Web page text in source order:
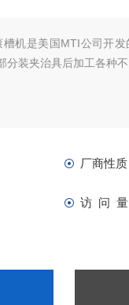
机是美国MTI公司开
装夹治具后加工各种
厂商性质
访 问 量